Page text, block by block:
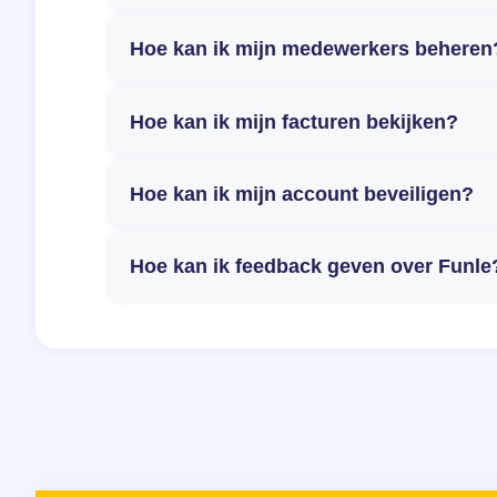
Hoe kan ik mijn medewerkers
Hoe kan ik mijn facturen bekijken?
Hoe kan ik mijn account beveiligen?
Hoe kan ik feedback geven over